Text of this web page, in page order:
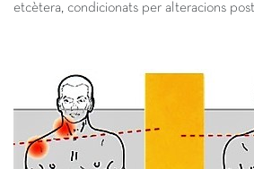
etcètera, condicionats per alteracions